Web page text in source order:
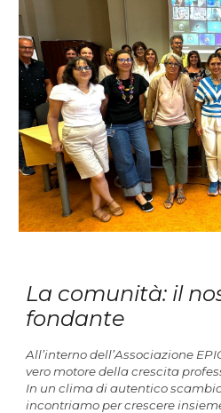
La comunità: il
fondante
All’interno dell’Associazione
vero motore della crescita
In un clima di autentico
incontriamo per crescere